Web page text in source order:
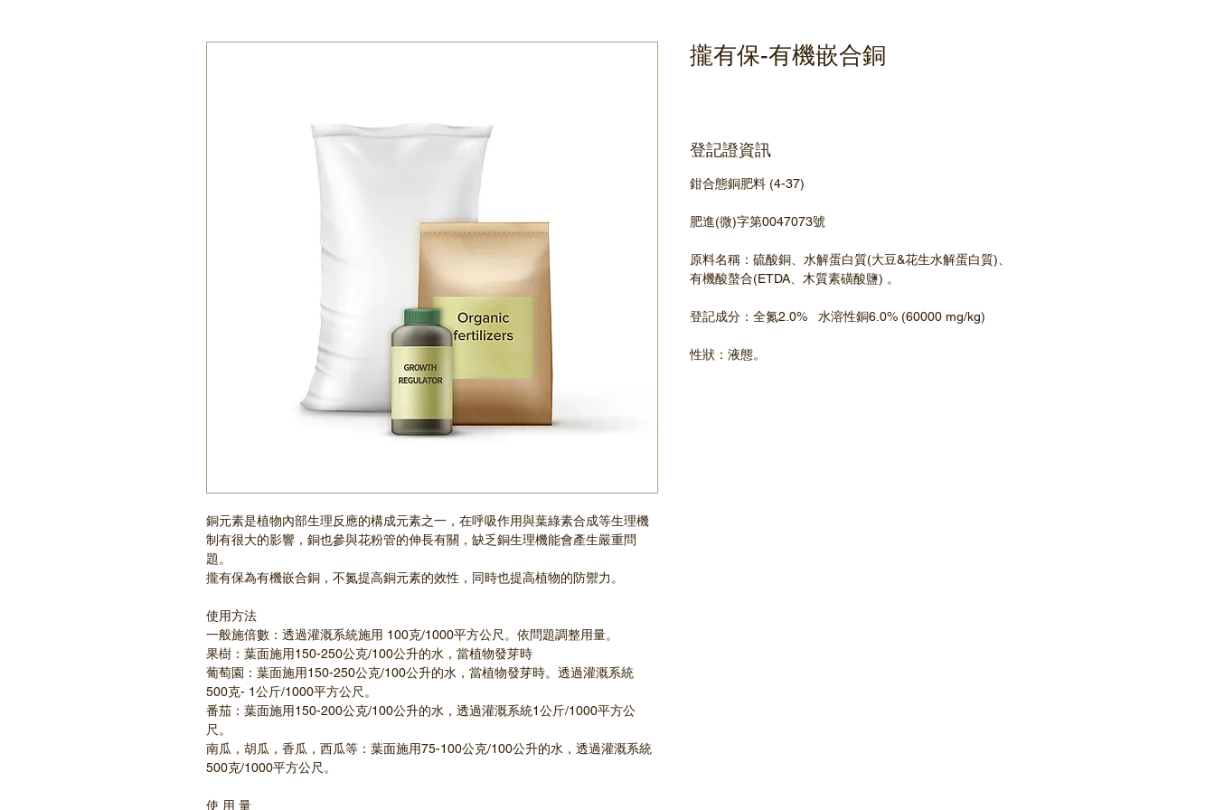
銅元素是植物內部生理反應的構成元素之一，在呼吸作用與葉綠素合成等生理機
制有很大的影響，銅也參與花粉管的伸長有關，缺乏銅生理機能會產生嚴重問
題。
攏有保為有機嵌合銅，不氮提高銅元素的效性，同時也提高植物的防禦力。
使用方法
一般施倍數：透過灌溉系統施用 100克/1000平方公尺。依問題調整用量。
果樹：葉面施用150-250公克/100公升的水，當植物發芽時
葡萄園：葉面施用150-250公克/100公升的水，當植物發芽時。透過灌溉系統
500克- 1公斤/1000平方公尺。
番茄：葉面施用150-200公克/100公升的水，透過灌溉系統1公斤/1000平方公
尺。
南瓜，胡瓜，香瓜，西瓜等：葉面施用75-100公克/100公升的水，透過灌溉系統
500克/1000平方公尺。
使 用 量
攏有保-有機嵌合銅
登記證資訊
鉗合態銅肥料 (4-37)
肥進(微)字第0047073號
原料名稱：硫酸銅、水解蛋白質(大豆&花生水解蛋白質)、
有機酸螯合(ETDA、木質素磺酸鹽) 。
登記成分：全氮2.0%   水溶性銅6.0% (60000 mg/kg)
性狀：液態。